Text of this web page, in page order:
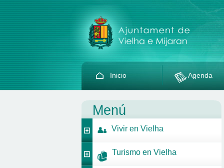
Inicio Agenda
Menú
Vivir en Vielha
Turismo en Vielha